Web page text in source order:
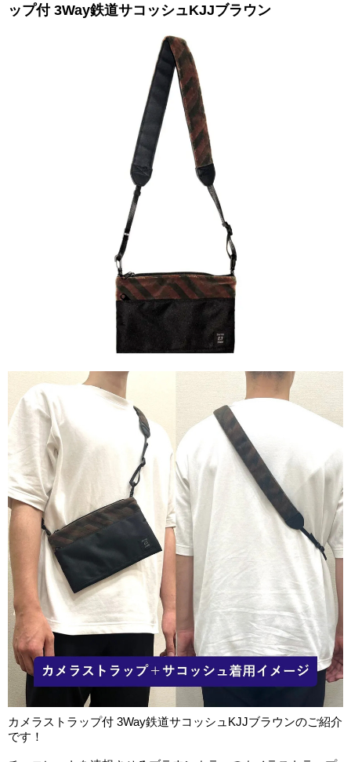
ップ付 3Way鉄道サコッシュKJJブラウン
カメラストラップ付 3Way鉄道サコッシュKJJブラウンのご紹介
です！